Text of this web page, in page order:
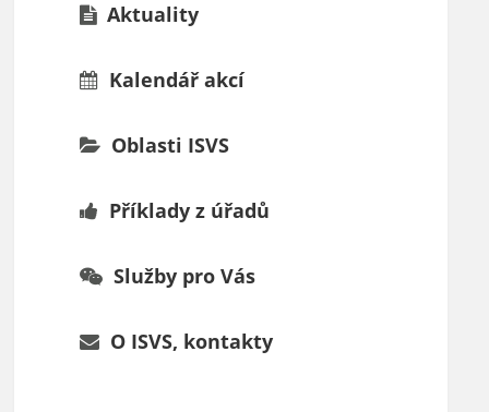
Aktuality
Kalendář akcí
Oblasti ISVS
Příklady z úřadů
Služby pro Vás
O ISVS, kontakty